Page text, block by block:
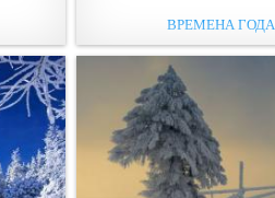
ВРЕМЕНА ГОДА